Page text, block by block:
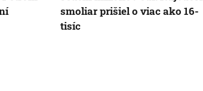
smoliar prišiel o viac ako 16-
tisíc